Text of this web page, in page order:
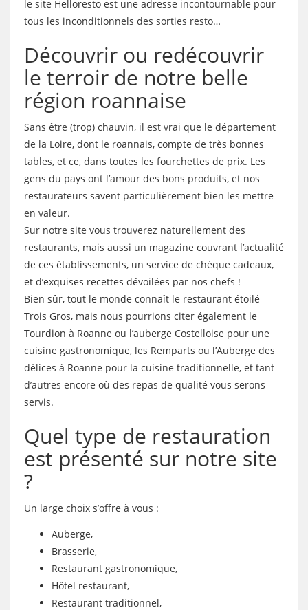
le site Helloresto est une adresse incontournable pour
tous les inconditionnels des sorties resto…
Découvrir ou redécouvrir
le terroir de notre belle
région roannaise
Sans être (trop) chauvin, il est vrai que le département
de la Loire, dont le roannais, compte de très bonnes
tables, et ce, dans toutes les fourchettes de prix. Les
gens du pays ont l’amour des bons produits, et nos
restaurateurs savent particulièrement bien les mettre
en valeur.
Sur notre site vous trouverez naturellement des
restaurants, mais aussi un magazine couvrant l’actualité
de ces établissements, un service de chèque cadeaux,
et d’exquises recettes dévoilées par nos chefs !
Bien sûr, tout le monde connaît le restaurant étoilé
Trois Gros, mais nous pourrions citer également le
Tourdion à Roanne ou l’auberge Costelloise pour une
cuisine gastronomique, les Remparts ou l’Auberge des
délices à Roanne pour la cuisine traditionnelle, et tant
d’autres encore où des repas de qualité vous serons
servis.
Quel type de restauration
est présenté sur notre site
?
Un large choix s’offre à vous :
Auberge,
Brasserie,
Restaurant gastronomique,
Hôtel restaurant,
Restaurant traditionnel,